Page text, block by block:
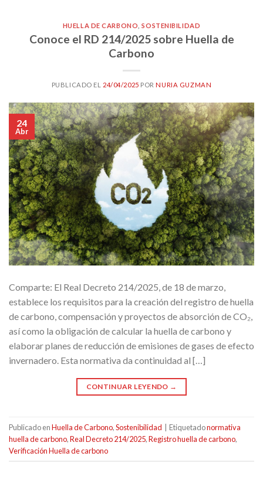
HUELLA DE CARBONO ,SOSTENIBILIDAD
Conoce el RD 214/2025 sobre Huella de
Carbono
PUBLICADO EL 24/04/2025 PORNURIA GUZMAN
24
Abr
Comparte: El Real Decreto 214/2025, de 18 de marzo,
establece los requisitos para la creación del registro de huella
de carbono, compensación y proyectos de absorción de CO₂,
así como la obligación de calcular la huella de carbono y
elaborar planes de reducción de emisiones de gases de efecto
invernadero. Esta normativa da continuidad al […]
CONTINUAR LEYENDO →
Publicado enHuella de Carbono,Sostenibilidad Etiquetadonormativa
huella de carbono,Real Decreto 214/2025,Registro huella de carbono,
Verificación Huella de carbono